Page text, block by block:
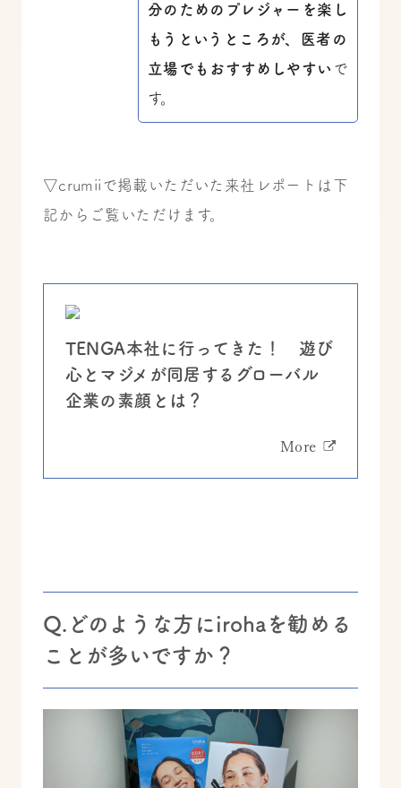
分のためのプレジャーを楽し
もうというところが、医者の
立場でもおすすめしやすい で
す。
▽crumiiで掲載いただいた来社レポートは下
記からご覧いただけます。
TENGA本社に行ってきた！ 遊び
心とマジメが同居するグローバル
企業の素顔とは？
More
Q.どのような方にirohaを勧める
ことが多いですか？